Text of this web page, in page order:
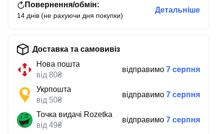
Повернення/обмін:
14 днів (не рахуючи дня покупки)
Детальніше
Доставка та самовивіз
Нова пошта
від 80₴
відправимо 7 серпня
Укрпошта
від 50₴
відправимо 7 серпня
Точка видачі Rozetka
від 49₴
відправимо 7 серпня